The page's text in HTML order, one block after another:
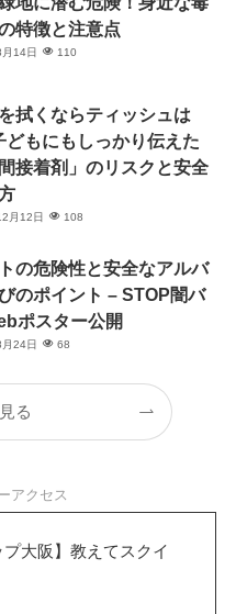
特徴と注意点
14日 110
拭くならティッシュは
どもにもしっかり伝えた
接着剤」のリスクと安全
月12日 108
の危険性と安全なアルバ
のポイント – STOP闇バ
ポスター公開
24日 68
る
アクセス
プ大阪】教えてスクイ